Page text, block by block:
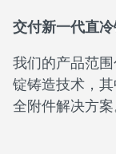
交付新一代直
我们的产品范
锭铸造技术，
全附件解决方案